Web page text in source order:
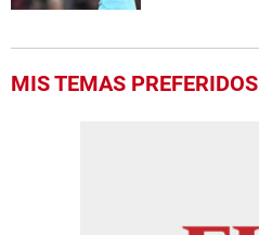
MIS TEMAS PREFERIDOS